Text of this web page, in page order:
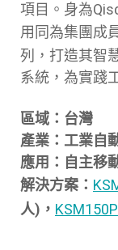
項目。身為
用同為集團成
列，打造其智
系統，為實踐
區域：台灣
產業：工業自
應用：自主移
解決方案：
人)，